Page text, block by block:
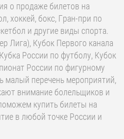
о продаже билетов на
хоккей, бокс, Гран-при по
и другие виды спорта.
Лига), Кубок Первого канала
России по футболу, Кубок
России по фигурному
перечень мероприятий,
внимание болельщиков и
купить билеты на
в любой точке России и